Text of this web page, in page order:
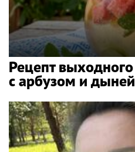
Рецепт
с арбузом и дыней